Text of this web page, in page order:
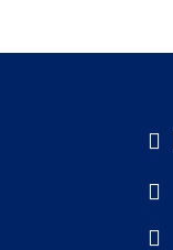


